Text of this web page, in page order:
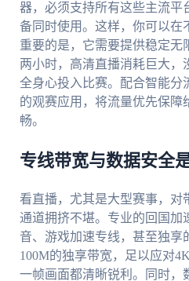
器，必须支持所有这些主流平
备同时使用。这样，你可以在
重要的是，它需要提供稳定无
两小时，高清直播消耗巨大，
全身心投入比赛。配合智能分
的观赛应用，将流量优先保障
畅。
专线带宽与数据安全
看直播，尤其是大型赛事，对
通道拥挤不堪。专业的回国加
音、游戏加速专线，甚至独享
100M的独享带宽，足以应对
一帧画面都清晰锐利。同时，